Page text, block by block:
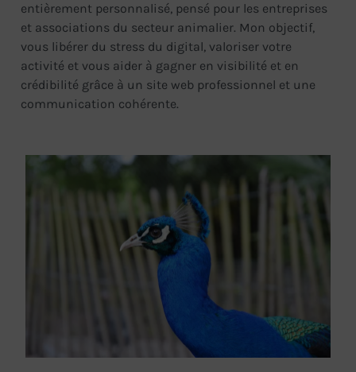
entièrement personnalisé, pensé pour les entreprises
et associations du secteur animalier. Mon objectif,
vous libérer du stress du digital, valoriser votre
activité et vous aider à gagner en visibilité et en
crédibilité grâce à un site web professionnel et une
communication cohérente.